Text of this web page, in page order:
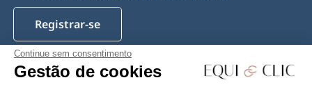
Continue sem consentimento
Gestão de cookies
Registrar-se